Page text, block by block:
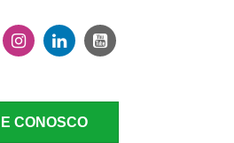
CONOSCO